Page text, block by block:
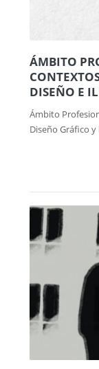
ÁMBITO
DISEÑO E
Ámbito
Diseño Gráfico